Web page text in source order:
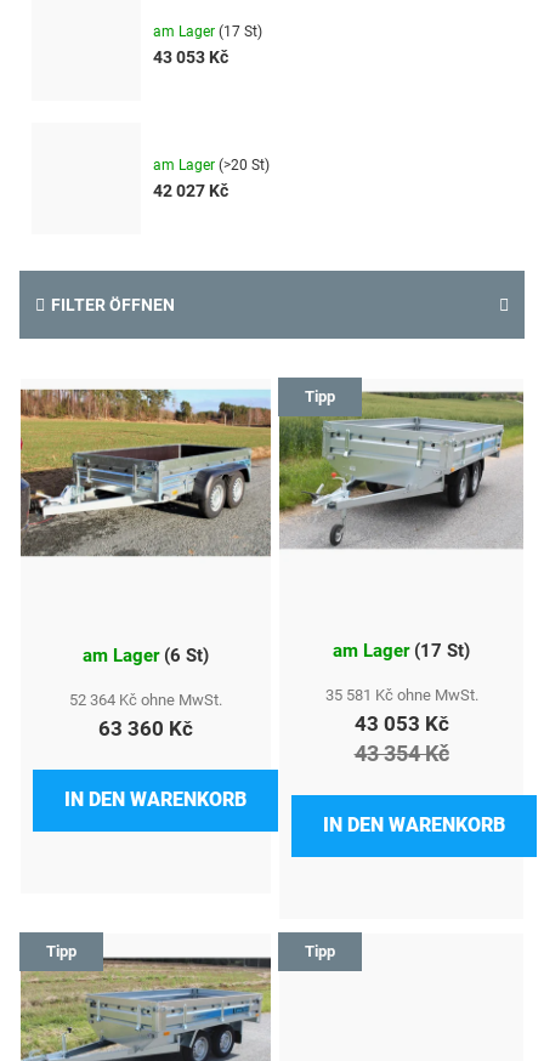
am Lager (17 St)
43 053 Kč
am Lager (>20 St)
42 027 Kč
FILTER ÖFFNEN
L
i
s
t
e
d
t
e
am Lager (6 St)
52 364 Kč ohne MwSt.
63 360 Kč
IN DEN WARENKORB
Tipp
am Lager (17 St)
35 581 Kč ohne MwSt.
43 053 Kč
43 354 Kč
IN DEN WARENKORB
Tipp Tipp